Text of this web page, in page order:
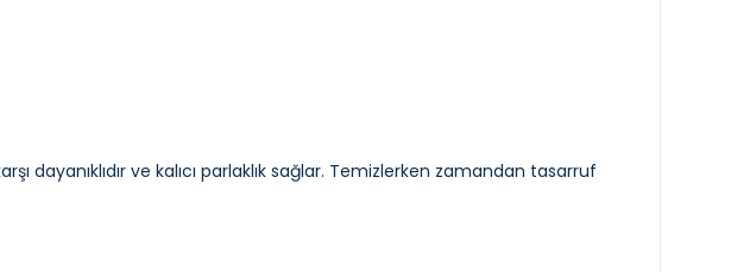
dayanıklıdır ve kalıcı parlaklık sağlar. Temizlerken zamandan tasarruf